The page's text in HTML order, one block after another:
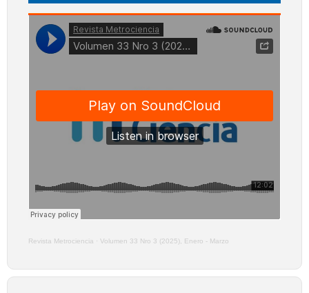
Revista Metrociencia · Volumen 33 Nro 3 (2025), Enero - Marzo